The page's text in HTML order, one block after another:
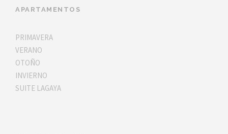
APARTAMENTOS
PRIMAVERA
VERANO
OTOÑO
INVIERNO
SUITE LAGAYA